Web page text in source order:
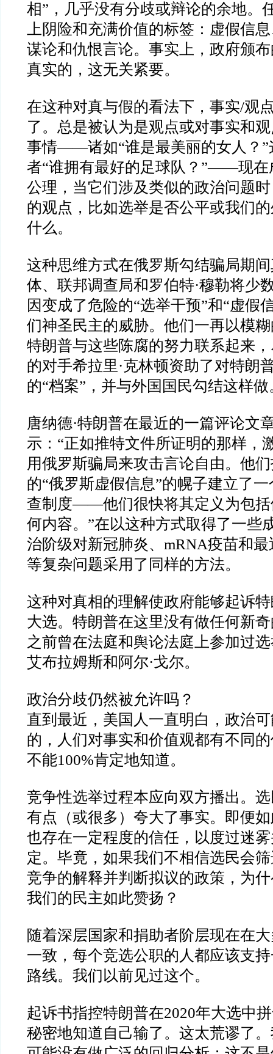
相” ，几乎没有分歧或辩论的余地。
上阴险和充满价值的标签：虚假信
谋论和仇恨言论。事实上，政府颁
真实的，这无关紧要。
在这种对真与假的看法下，事实/观
了。总是被认为是观点或对事实和
事情——诸如“谁是最美丽的女人？ ”
者“谁拥有最好的足球队？ ”——现在
公理，当它们涉及类似的政治问题
的观点，比如选举是否公平或我们
什么。
这种思维方式在俄罗斯勾结骗局期
体、联邦调查局和罗伯特·穆勒将少
因变成了危险的“选举干预”和“虚假
们神圣民主的威胁。他们一再以模
特朗普与这些陈腐的努力联系起来
的对手希拉里·克林顿资助了对特朗
的“档案” ，并与外国国民勾结这样做
唐纳德·特朗普在最近的一篇评论文
示： “正如推特文件所证明的那样，
用俄罗斯骗局来攻击言论自由。他
的“俄罗斯虚假信息”的幌子建立了
查制度——他们很快将其定义为包
何内容。 ”在以这种方式取得了一些
治阶级对新冠肺炎、 mRNA疫苗和最
等复杂问题采用了同样的方法。
这种对真相的理解使政府能够起诉
大选。特朗普在这里没有做任何新
之前曾在法庭和舆论法庭上参加过
艾布拉姆斯和阿尔·戈尔。
政治分歧仍然被允许吗？
直到最近，美国人一直明白，政治
的，人们对事实和价值观都有不同
不能100%肯定地知道。
竞争性选举过程本应向双方播出。
有点（或很多）夸大了事实。即便
也存在一定程度的信任，以度过迷
定。毕竟，如果我们不相信选民会
竞争的解释并判断拟议的政策，为
我们的民主如此赞扬？
随着深层国家和捐助者阶层现在在
一致，每个竞选公职的人都应该支
路线。我们以前见过这个。
起诉书指控特朗普在2020年大选中
秘密地知道自己输了。这太荒谬了